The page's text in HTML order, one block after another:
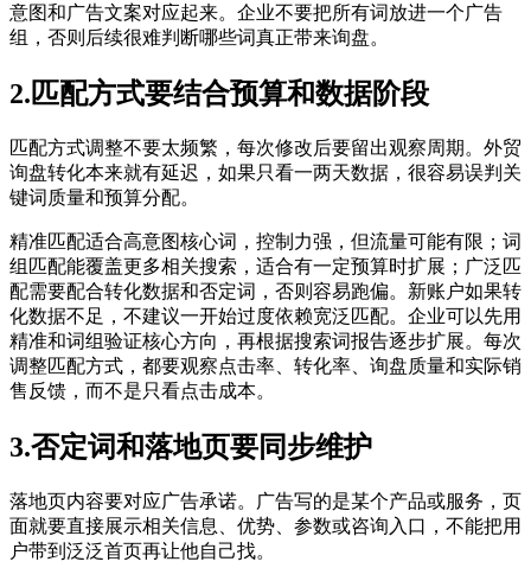
意图和广告文案对应起来。企业不要把所有词放进一个广告
组，否则后续很难判断哪些词真正带来询盘。
2.匹配方式要结合预算和数据阶段
匹配方式调整不要太频繁，每次修改后要留出观察周期。外贸
询盘转化本来就有延迟，如果只看一两天数据，很容易误判关
键词质量和预算分配。
精准匹配适合高意图核心词，控制力强，但流量可能有限；词
组匹配能覆盖更多相关搜索，适合有一定预算时扩展；广泛匹
配需要配合转化数据和否定词，否则容易跑偏。新账户如果转
化数据不足，不建议一开始过度依赖宽泛匹配。企业可以先用
精准和词组验证核心方向，再根据搜索词报告逐步扩展。每次
调整匹配方式，都要观察点击率、转化率、询盘质量和实际销
售反馈，而不是只看点击成本。
3.否定词和落地页要同步维护
落地页内容要对应广告承诺。广告写的是某个产品或服务，页
面就要直接展示相关信息、优势、参数或咨询入口，不能把用
户带到泛泛首页再让他自己找。